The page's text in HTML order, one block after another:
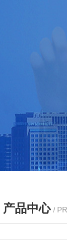
产品中心 /